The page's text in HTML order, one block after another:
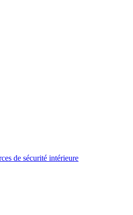
de sécurité intérieure